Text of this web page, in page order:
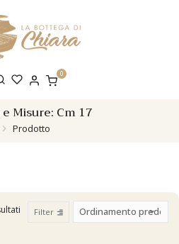
0
Misure: Cm 17
Prodotto
Filter